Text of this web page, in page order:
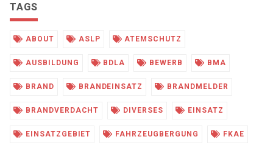
TAGS
ABOUT ASLP ATEMSCHUTZ
AUSBILDUNG BDLA BEWERB BMA
BRAND BRANDEINSATZ BRANDMELDER
BRANDVERDACHT DIVERSES EINSATZ
EINSATZGEBIET FAHRZEUGBERGUNG FKAE